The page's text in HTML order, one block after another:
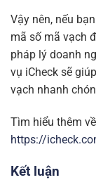
Vậy nên, nếu
mã số mã vạch
pháp lý doanh
vụ iCheck sẽ
vạch nhanh
Tìm hiểu thêm
https://
Kết luận